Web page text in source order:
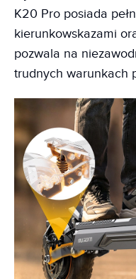
K20 Pro posiada
kierunkowskazami
pozwala na
trudnych warunkach